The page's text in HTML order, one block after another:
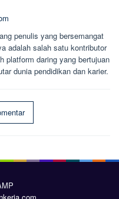
penulis yang bersemangat
adalah salah satu kontributor
platform daring yang bertujuan
dunia pendidikan dan karier.